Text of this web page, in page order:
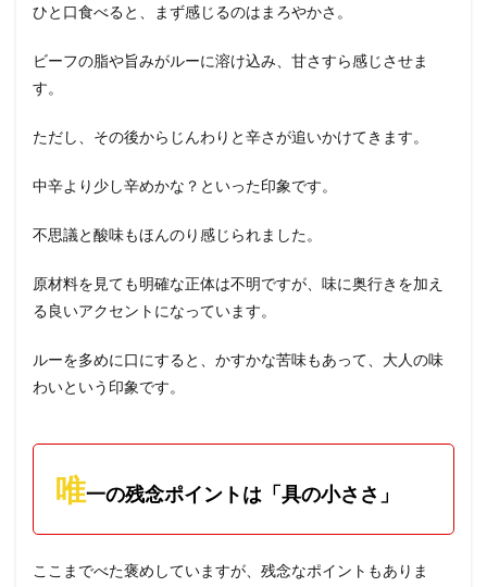
ひと口食べると、まず感じるのはまろやかさ。
ビーフの脂や旨みがルーに溶け込み、甘さすら感じさせま
す。
ただし、その後からじんわりと辛さが追いかけてきます。
中辛より少し辛めかな？といった印象です。
不思議と酸味もほんのり感じられました。
原材料を見ても明確な正体は不明ですが、味に奥行きを加え
る良いアクセントになっています。
ルーを多めに口にすると、かすかな苦味もあって、大人の味
わいという印象です。
唯一の残念ポイントは「具の小ささ」
ここまでべた褒めしていますが、残念なポイントもありま